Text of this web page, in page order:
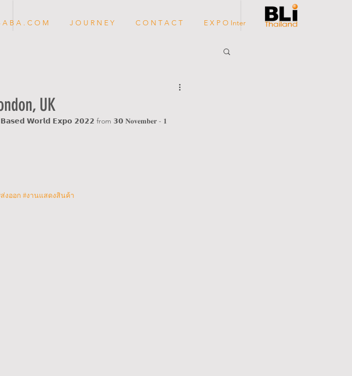
A B A . C O M J O U R N E Y C O N T A C T E X P O Inter
UK
𝗕𝗮𝘀𝗲𝗱 𝗪𝗼𝗿𝗹𝗱 𝗘𝘅𝗽𝗼 𝟮𝟬𝟮𝟮 from 𝟯𝟬 𝐍𝐨𝐯𝐞𝐦𝐛𝐞𝐫 - 𝟏
งออก #งานแสดงสินค้า